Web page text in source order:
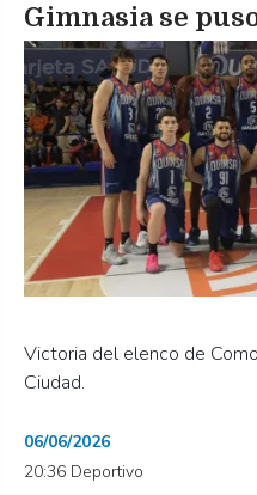
Gimnasia se
Victoria del elenco de
Ciudad.
06/06/2026
20:36 Deportivo